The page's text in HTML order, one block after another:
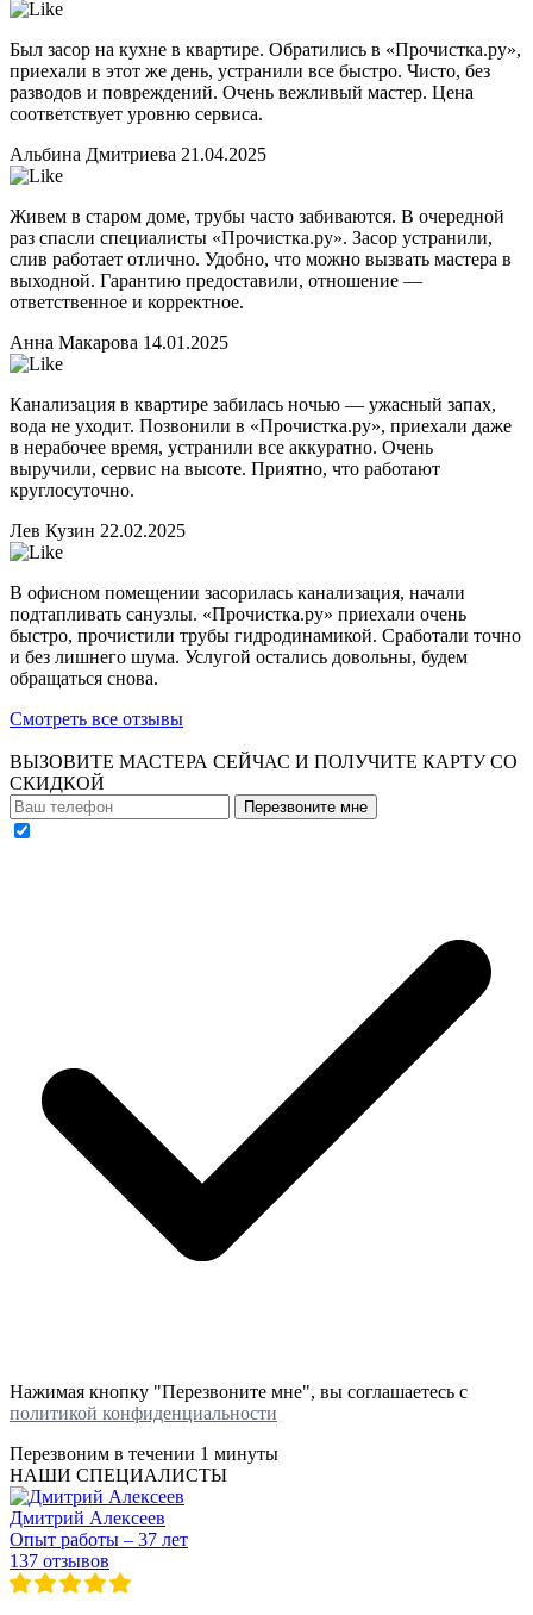
Был засор на кухне в квартире. Обратились в «Прочистка.ру»,
приехали в этот же день, устранили все быстро. Чисто, без
разводов и повреждений. Очень вежливый мастер. Цена
соответствует уровню сервиса.
Альбина Дмитриева 21.04.2025
Живем в старом доме, трубы часто забиваются. В очередной
раз спасли специалисты «Прочистка.ру». Засор устранили,
слив работает отлично. Удобно, что можно вызвать мастера в
выходной. Гарантию предоставили, отношение —
ответственное и корректное.
Анна Макарова 14.01.2025
Канализация в квартире забилась ночью — ужасный запах,
вода не уходит. Позвонили в «Прочистка.ру», приехали даже
в нерабочее время, устранили все аккуратно. Очень
выручили, сервис на высоте. Приятно, что работают
круглосуточно.
Лев Кузин 22.02.2025
В офисном помещении засорилась канализация, начали
подтапливать санузлы. «Прочистка.ру» приехали очень
быстро, прочистили трубы гидродинамикой. Сработали точно
и без лишнего шума. Услугой остались довольны, будем
обращаться снова.
Смотреть все отзывы
ВЫЗОВИТЕ МАСТЕРА СЕЙЧАС И ПОЛУЧИТЕ КАРТУ СО
СКИДКОЙ
Перезвоните мне
Нажимая кнопку "Перезвоните мне", вы соглашаетесь с
политикой конфиденциальности
Перезвоним в течении 1 минуты
НАШИ СПЕЦИАЛИСТЫ
Дмитрий Алексеев
Опыт работы – 37 лет
137 отзывов